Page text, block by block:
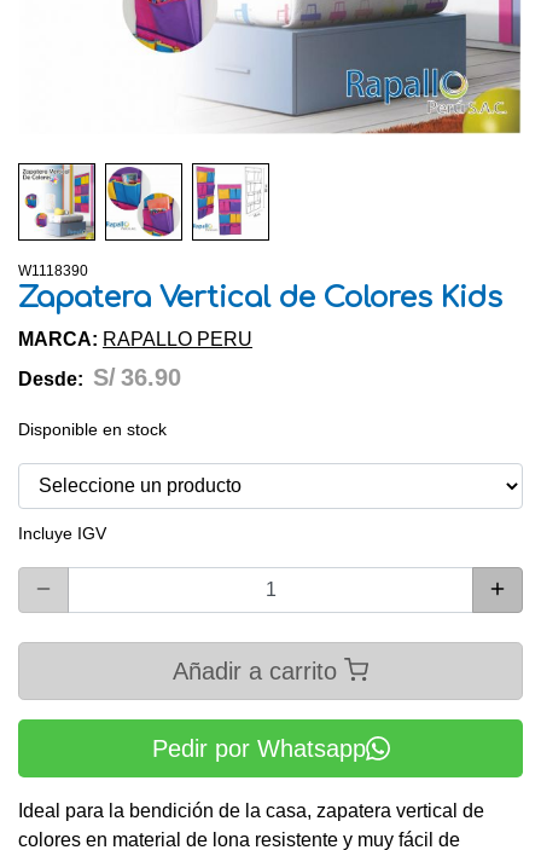
W1118390
Zapatera Vertical de Colores Kids
MARCA: RAPALLO PERU
Desde: S/36.90
Disponible en stock
Incluye IGV
Añadir a carrito
Pedir por Whatsapp
Ideal para la bendición de la casa, zapatera vertical de
colores en material de lona resistente y muy fácil de